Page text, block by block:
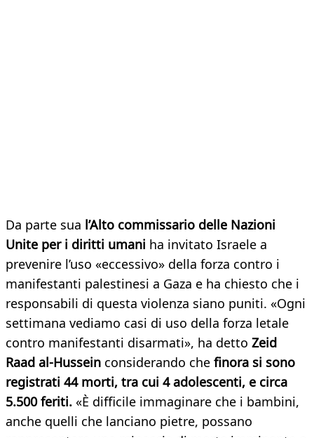
Da parte sua l’Alto commissario delle Nazioni
Unite per i diritti umani ha invitato Israele a
prevenire l’uso «eccessivo» della forza contro i
manifestanti palestinesi a Gaza e ha chiesto che i
responsabili di questa violenza siano puniti. «Ogni
settimana vediamo casi di uso della forza letale
contro manifestanti disarmati», ha detto Zeid
Raad al-Hussein considerando che finora si sono
registrati 44 morti, tra cui 4 adolescenti, e circa
5.500 feriti. «È difficile immaginare che i bambini,
anche quelli che lanciano pietre, possano